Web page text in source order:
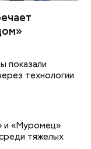
праздники
показали
технологии
и «Муромец».
тяжелых